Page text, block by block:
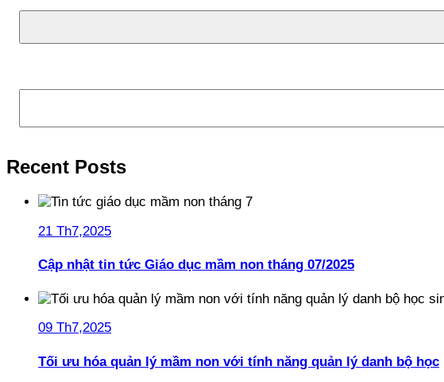
Tìm kiếm
Recent Posts
21 Th7,2025
Cập nhật tin tức Giáo dục mầm non tháng 07/2025
09 Th7,2025
Tối ưu hóa quản lý mầm non với tính năng quản lý danh bộ học